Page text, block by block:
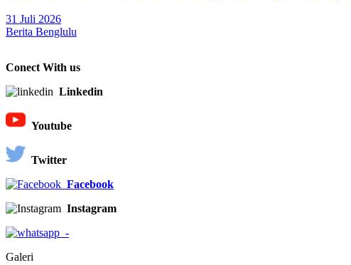
31 Juli 2026
Berita Benglulu
Conect With us
Linkedin
Youtube
Twitter
Facebook
Instagram
-
Galeri